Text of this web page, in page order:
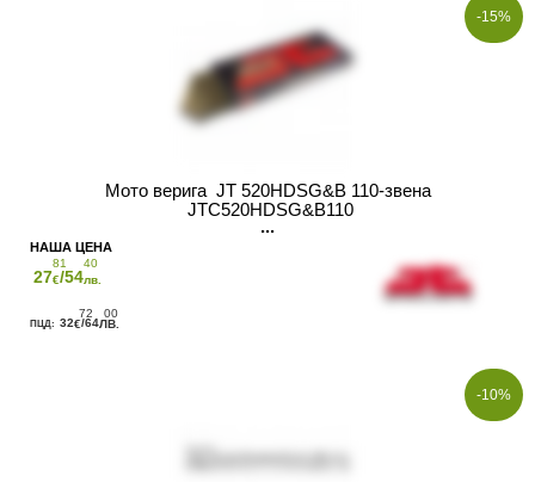
-15%
Мото верига JT 520HDSG&B 110-звена
JTC520HDSG&B110
27
81
€/54
40
лв.
32
72
€/64
00
ЛВ.
-10%